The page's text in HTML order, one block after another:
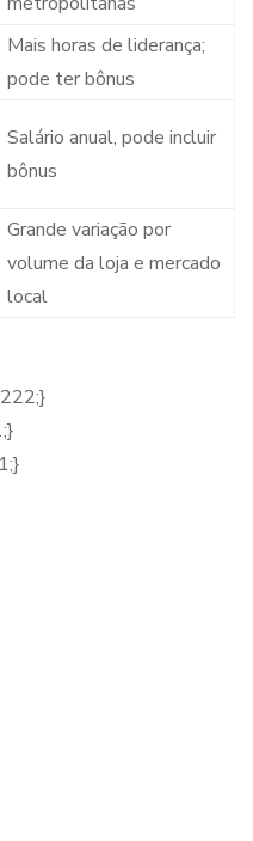
Mais horas de liderança;
pode ter bônus
Salário anual, pode incluir
bônus
Grande variação por
volume da loja e mercado
local